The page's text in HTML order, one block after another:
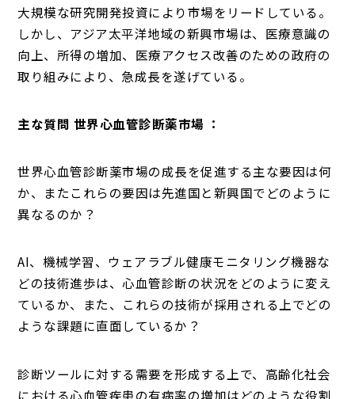
大規模な研究開発投資により市場をリードしている。
しかし、アジア太平洋地域の新興市場は、医療意識の
向上、所得の増加、医療アクセス改善のための政府の
取り組みにより、急成長を遂げている。
主な質問 世界心血管診断薬市場 ：
世界心血管診断薬市場の成長を促進する主な要因は何
か、またこれらの要因は先進国と新興国でどのように
異なるのか？
AI、機械学習、ウェアラブル健康モニタリング機器な
どの技術進歩は、心血管診断の状況をどのように変え
ているか、また、これらの技術が採用される上でどの
ような課題に直面しているか？
診断ツールに対する需要を形成する上で、高齢化社会
における心血管疾患の有病率の増加はどのような役割